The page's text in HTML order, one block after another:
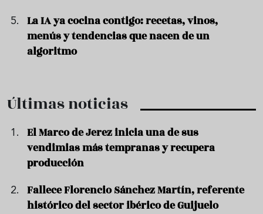
La IA ya cocina contigo: recetas, vinos,
menús y tendencias que nacen de un
algoritmo
Últimas noticias
El Marco de Jerez inicia una de sus
vendimias más tempranas y recupera
producción
Fallece Florencio Sánchez Martín, referente
histórico del sector ibérico de Guijuelo